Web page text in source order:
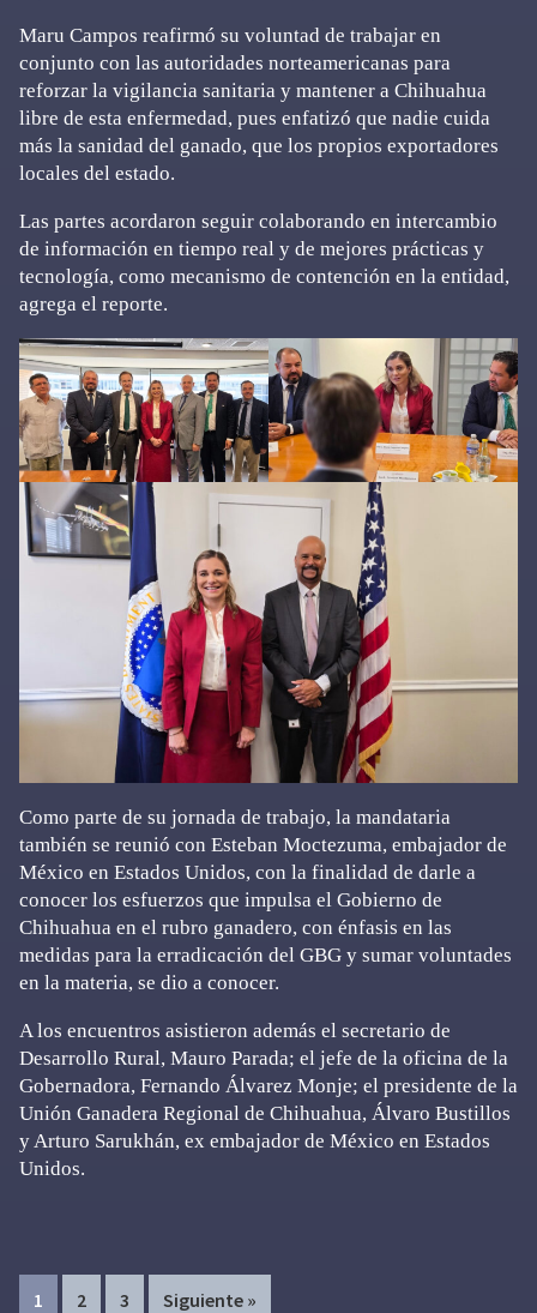
Maru Campos reafirmó su voluntad de trabajar en
conjunto con las autoridades norteamericanas para
reforzar la vigilancia sanitaria y mantener a Chihuahua
libre de esta enfermedad, pues enfatizó que nadie cuida
más la sanidad del ganado, que los propios exportadores
locales del estado.
Las partes acordaron seguir colaborando en intercambio
de información en tiempo real y de mejores prácticas y
tecnología, como mecanismo de contención en la entidad,
agrega el reporte.
Como parte de su jornada de trabajo, la mandataria
también se reunió con Esteban Moctezuma, embajador de
México en Estados Unidos, con la finalidad de darle a
conocer los esfuerzos que impulsa el Gobierno de
Chihuahua en el rubro ganadero, con énfasis en las
medidas para la erradicación del GBG y sumar voluntades
en la materia, se dio a conocer.
A los encuentros asistieron además el secretario de
Desarrollo Rural, Mauro Parada; el jefe de la oficina de la
Gobernadora, Fernando Álvarez Monje; el presidente de la
Unión Ganadera Regional de Chihuahua, Álvaro Bustillos
y Arturo Sarukhán, ex embajador de México en Estados
Unidos.
Page
1 Page
2 Page
3 Siguiente »